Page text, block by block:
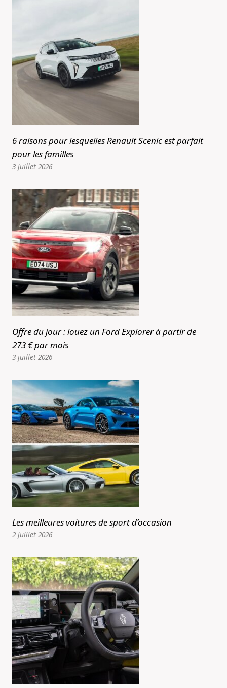
6 raisons pour lesquelles Renault Scenic est parfait
pour les familles
3 juillet 2026
Offre du jour : louez un Ford Explorer à partir de
273 € par mois
3 juillet 2026
Les meilleures voitures de sport d’occasion
2 juillet 2026